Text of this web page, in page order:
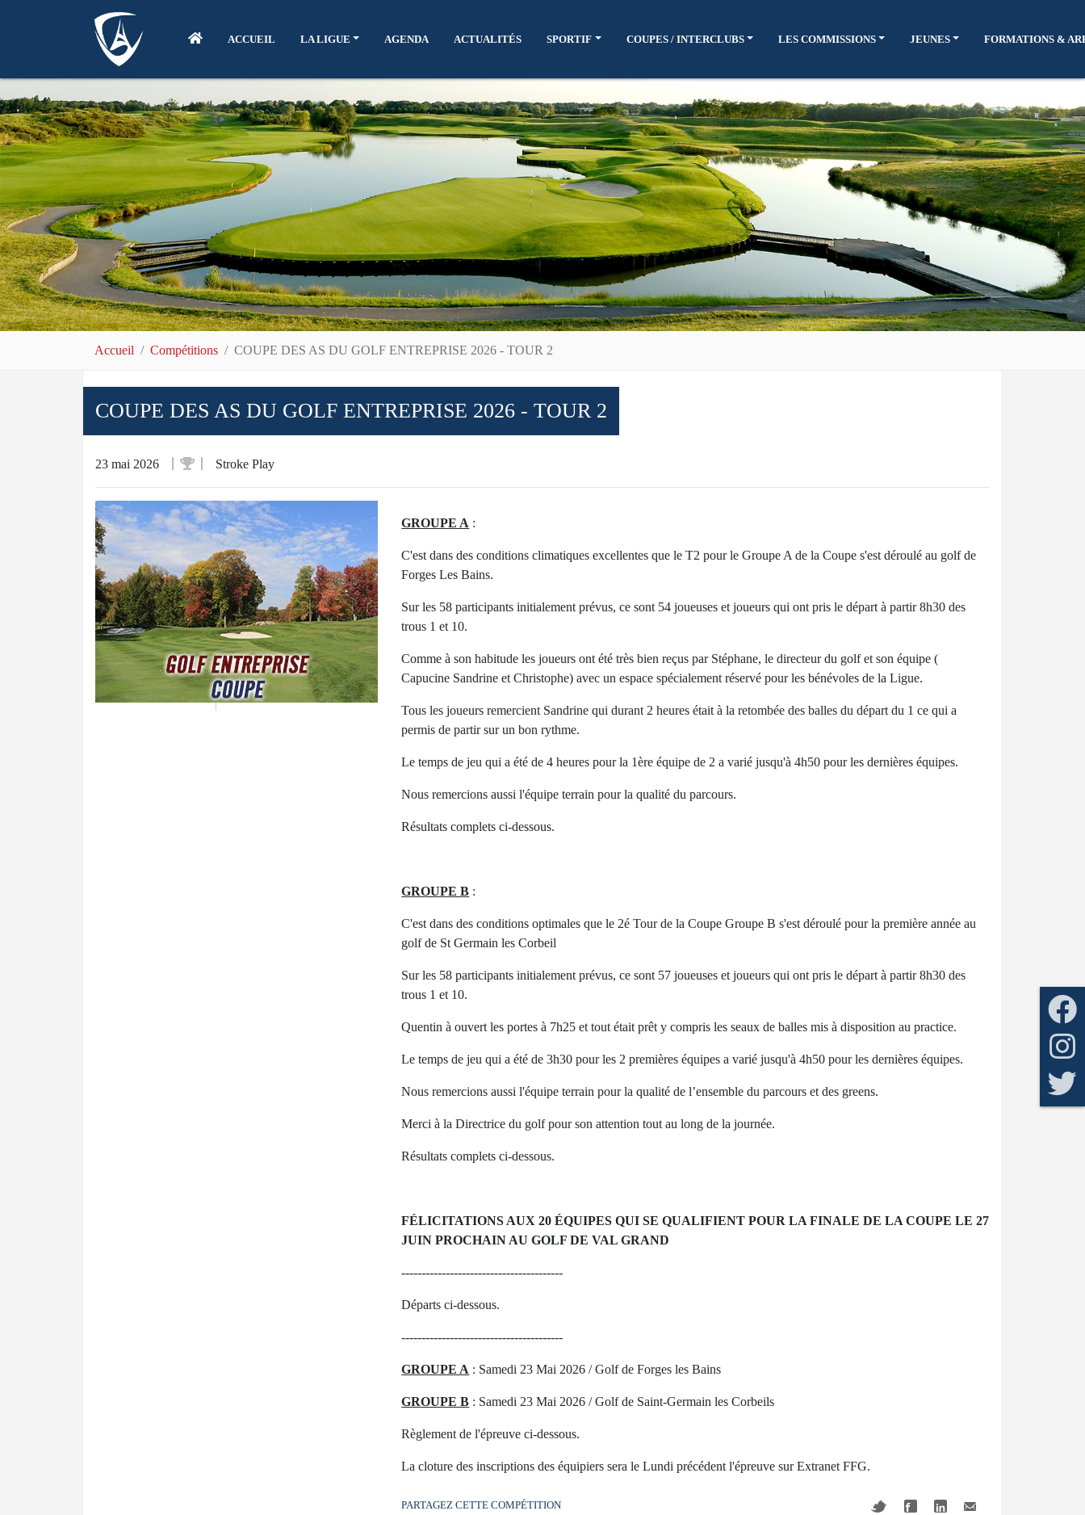
ACCUEIL LA LIGUE AGENDA ACTUALITÉS SPORTIF COUPES / INTERCLUBS LES COMMISSIONS JEUNES FORMATIONS &
Accueil Compétitions COUPE DES AS DU GOLF ENTREPRISE 2026 - TOUR 2
COUPE DES AS DU GOLF ENTREPRISE 2026 - TOUR 2
23 mai 2026 Stroke Play
GROUPE A :
C'est dans des conditions climatiques excellentes que le T2 pour le Groupe A de la Coupe s'est déroulé au golf de
Forges Les Bains.
Sur les 58 participants initialement prévus, ce sont 54 joueuses et joueurs qui ont pris le départ à partir 8h30 des
trous 1 et 10.
Comme à son habitude les joueurs ont été très bien reçus par Stéphane, le directeur du golf et son équipe (
Capucine Sandrine et Christophe) avec un espace spécialement réservé pour les bénévoles de la Ligue.
Tous les joueurs remercient Sandrine qui durant 2 heures était à la retombée des balles du départ du 1 ce qui a
permis de partir sur un bon rythme.
Le temps de jeu qui a été de 4 heures pour la 1ère équipe de 2 a varié jusqu'à 4h50 pour les dernières équipes.
Nous remercions aussi l'équipe terrain pour la qualité du parcours.
Résultats complets ci-dessous.
GROUPE B :
C'est dans des conditions optimales que le 2é Tour de la Coupe Groupe B s'est déroulé pour la première année au
golf de St Germain les Corbeil
Sur les 58 participants initialement prévus, ce sont 57 joueuses et joueurs qui ont pris le départ à partir 8h30 des
trous 1 et 10.
Quentin à ouvert les portes à 7h25 et tout était prêt y compris les seaux de balles mis à disposition au practice.
Le temps de jeu qui a été de 3h30 pour les 2 premières équipes a varié jusqu'à 4h50 pour les dernières équipes.
Nous remercions aussi l'équipe terrain pour la qualité de l’ensemble du parcours et des greens.
Merci à la Directrice du golf pour son attention tout au long de la journée.
Résultats complets ci-dessous.
FÉLICITATIONS AUX 20 ÉQUIPES QUI SE QUALIFIENT POUR LA FINALE DE LA COUPE LE 27
JUIN PROCHAIN AU GOLF DE VAL GRAND
----------------------------------------
Départs ci-dessous.
----------------------------------------
GROUPE A : Samedi 23 Mai 2026 / Golf de Forges les Bains
GROUPE B : Samedi 23 Mai 2026 / Golf de Saint-Germain les Corbeils
Règlement de l'épreuve ci-dessous.
La cloture des inscriptions des équipiers sera le Lundi précédent l'épreuve sur Extranet FFG.
PARTAGEZ CETTE COMPÉTITION